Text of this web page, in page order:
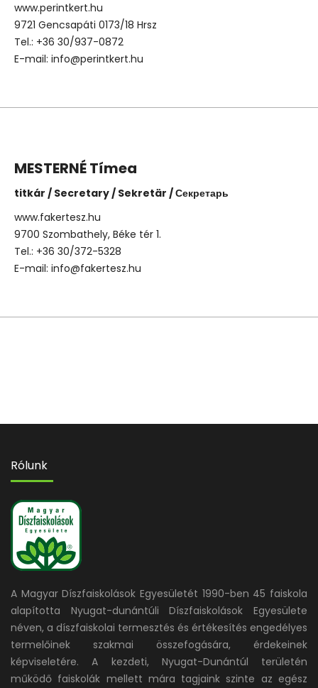
www.perintkert.hu
9721 Gencsapáti 0173/18 Hrsz
Tel.: +36 30/937-0872
E-mail: info@perintkert.hu
MESTERNÉ Tímea
titkár / Secretary / Sekretär / Секретарь
www.fakertesz.hu
9700 Szombathely, Béke tér 1.
Tel.: +36 30/372-5328
E-mail: info@fakertesz.hu
Rólunk
A Magyar Díszfaiskolások Egyesületét 1990-ben 45 faiskola
alapította Nyugat-dunántúli Díszfaiskolások Egyesülete
néven, a díszfaiskolai termesztés és értékesítés engedélyes
termelőinek szakmai összefogására, érdekeinek
képviseletére. A kezdeti, Nyugat-Dunántúl területén
működő faiskolák mellett mára tagjaink szinte az egész